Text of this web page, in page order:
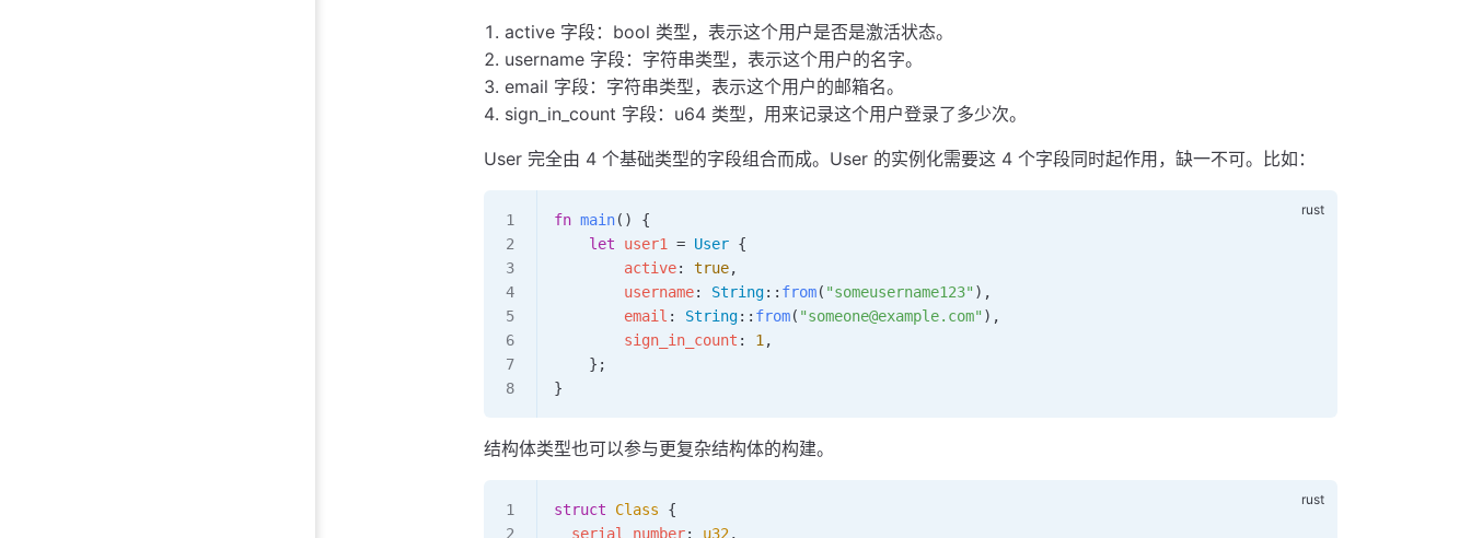
active 字段：bool 类型，表示这个用户是否是激活状态。
username 字段：字符串类型，表示这个用户的名字。
email 字段：字符串类型，表示这个用户的邮箱名。
sign_in_count 字段：u64 类型，用来记录这个用户登录了多少次。
User 完全由 4 个基础类型的字段组合而成。User 的实例化需要这 4 个字段同时起作用，缺一不可。比如：
fn main() {
    let
user1 = User {
        active
: true,
        username
: String:: from( "someusername123" ),
        email
: String:: from( "someone@example.com" ),
        sign_in_count
: 1,
    };
}
结构体类型也可以参与更复杂结构体的构建。
struct Class {
  serial_number
: u32,